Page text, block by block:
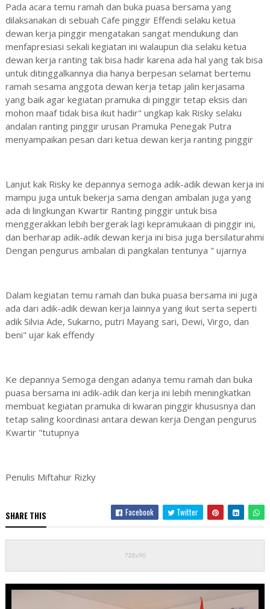
Pada acara temu ramah dan buka puasa bersama yang
dilaksanakan di sebuah Cafe pinggir Effendi selaku ketua
dewan kerja pinggir mengatakan sangat mendukung dan
menfapresiasi sekali kegiatan ini walaupun dia selaku ketua
dewan kerja ranting tak bisa hadir karena ada hal yang tak bisa
untuk ditinggalkannya dia hanya berpesan selamat bertemu
ramah sesama anggota dewan kerja tetap jalin kerjasama
yang baik agar kegiatan pramuka di pinggir tetap eksis dan
mohon maaf tidak bisa ikut hadir" ungkap kak Risky selaku
andalan ranting pinggir urusan Pramuka Penegak Putra
menyampaikan pesan dari ketua dewan kerja ranting pinggir
Lanjut kak Risky ke depannya semoga adik-adik dewan kerja ini
mampu juga untuk bekerja sama dengan ambalan juga yang
ada di lingkungan Kwartir Ranting pinggir untuk bisa
menggerakkan lebih bergerak lagi kepramukaan di pinggir ini,
dan berharap adik-adik dewan kerja ini bisa juga bersilaturahmi
Dengan pengurus ambalan di pangkalan tentunya " ujarnya
Dalam kegiatan temu ramah dan buka puasa bersama ini juga
ada dari adik-adik dewan kerja lainnya yang ikut serta seperti
adik Silvia Ade, Sukarno, putri Mayang sari, Dewi, Virgo, dan
beni" ujar kak effendy
Ke depannya Semoga dengan adanya temu ramah dan buka
puasa bersama ini adik-adik dan kerja ini lebih meningkatkan
membuat kegiatan pramuka di kwaran pinggir khususnya dan
tetap saling koordinasi antara dewan kerja Dengan pengurus
Kwartir "tutupnya
Penulis Miftahur Rizky
SHARE THIS Facebook Twitter